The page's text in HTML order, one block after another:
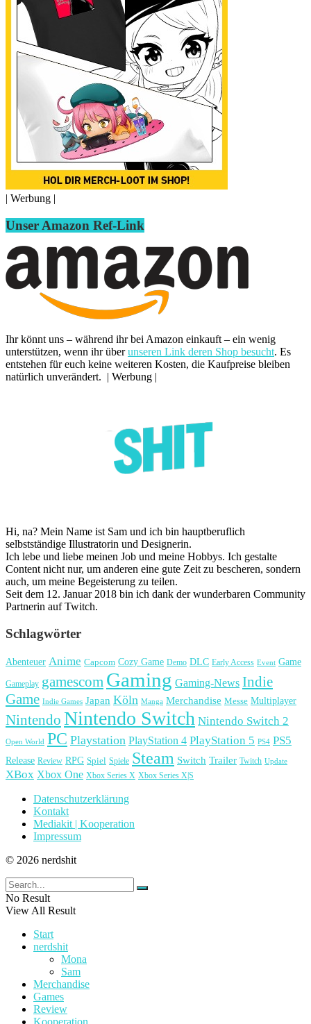
| Werbung |
Unser Amazon Ref-Link
Ihr könnt uns – während ihr bei Amazon einkauft – ein wenig
unterstützen, wenn ihr überunseren Link deren Shop besucht. Es
entstehen für euch keine weiteren Kosten, die Kaufpreise bleiben
natürlich unverändert. | Werbung |
Hi, na? Mein Name ist Sam und ich bin hauptberuflich
selbstständige Illustratorin und Designerin.
Ich lebe und liebe meinen Job und meine Hobbys. Ich gestalte
Content nicht nur, um anderen eine gute Zeit zu bescheren, sondern
auch, um meine Begeisterung zu teilen.
Seit dem 12. Januar 2018 bin ich dank der wunderbaren Community
Partnerin auf Twitch.
Schlagwörter
Abenteuer Anime Capcom Cozy Game Demo DLC Early Access Event Game
Gameplay gamescom Gaming Gaming-News Indie
Game Indie Games Japan Köln Manga Merchandise Messe Multiplayer
Nintendo Nintendo Switch Nintendo Switch 2
Open World PC Playstation PlayStation 4 PlayStation 5 PS4 PS5
Release Review RPG Spiel Spiele Steam Switch Trailer Twitch Update
XBox Xbox One Xbox Series X Xbox Series X|S
Datenschutzerklärung
Kontakt
Mediakit | Kooperation
Impressum
© 2026 nerdshit
No Result
View All Result
Start
nerdshit
Mona
Sam
Merchandise
Games
Review
Kooperation